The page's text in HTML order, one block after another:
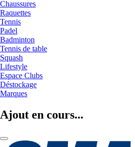
Chaussures
Raquettes
Tennis
Padel
Badminton
Tennis de table
Squash
Lifestyle
Espace Clubs
Déstockage
Marques
Ajout en cours...